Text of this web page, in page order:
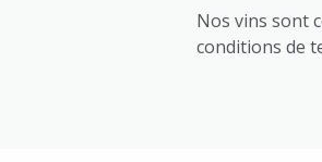
Nos vins sont
conditions de